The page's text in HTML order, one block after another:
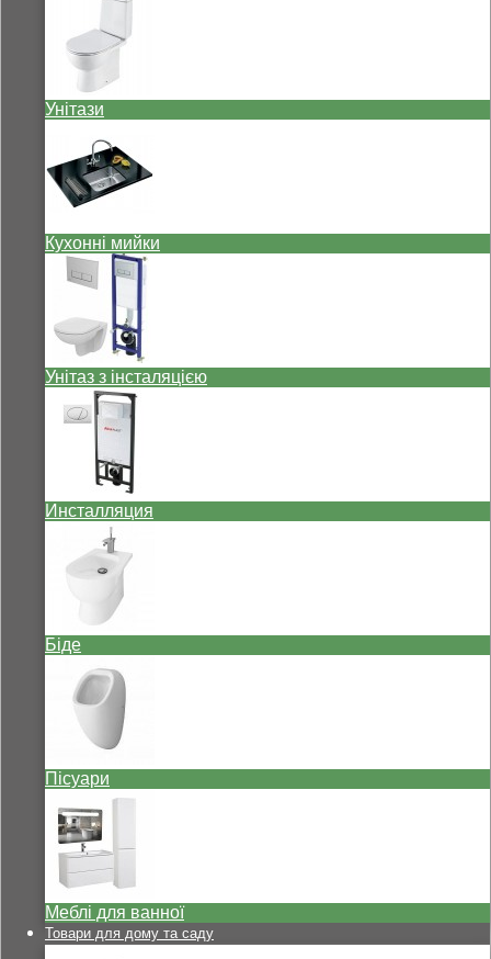
Унітази
Кухонні мийки
Унітаз з інсталяцією
Инсталляция
Біде
Пісуари
Меблі для ванної
Товари для дому та саду